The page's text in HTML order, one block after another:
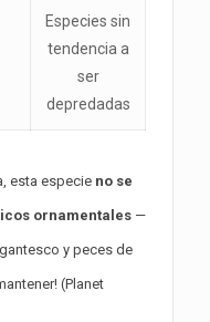
Especies sin
tendencia a
ser
depredadas
esta especie no se
ornamentales —
y peces de
(Planet